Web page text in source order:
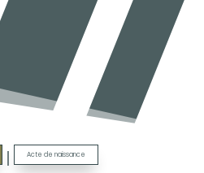
| Acte de naissance